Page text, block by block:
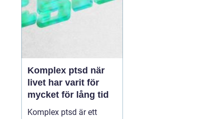
en 30 juni 2026
Komplex ptsd när
livet har varit för
mycket för lång tid
Komplex ptsd är ett